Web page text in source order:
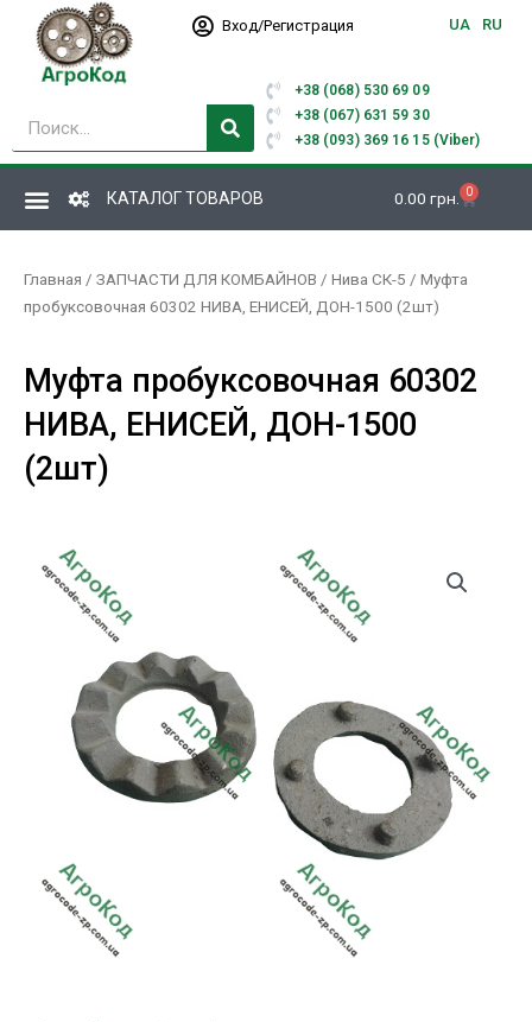
Перейти
содержимому
Вход/Регистрация UA RU
Поиск
+38 (068) 530 69 09
+38 (067) 631 59 30
+38 (093) 369 16 15 (Viber)
КАТАЛОГ ТОВАРОВ 0.00 грн. 0
Корзина
Главная / ЗАПЧАСТИ ДЛЯ КОМБАЙНОВ / Нива СК-5 / Муфта
пробуксовочная 60302 НИВА, ЕНИСЕЙ, ДОН-1500 (2шт)
Муфта пробуксовочная 60302
НИВА, ЕНИСЕЙ, ДОН-1500
(2шт)